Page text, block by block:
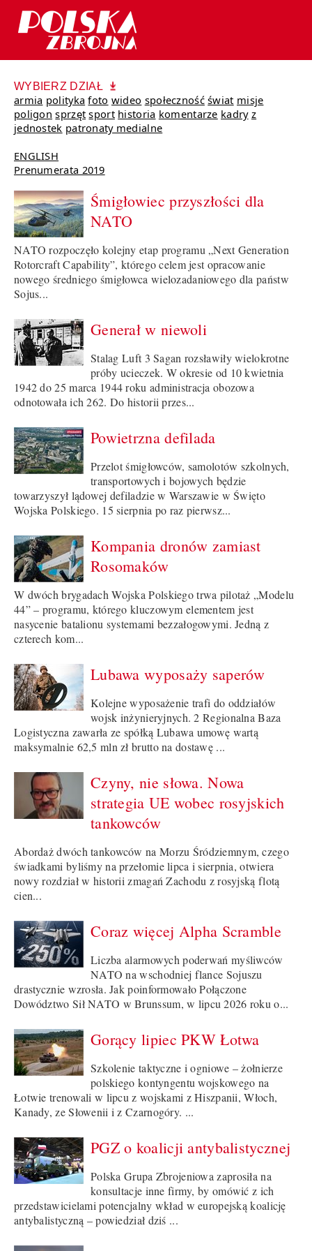
WYBIERZ DZIAŁ
armia polityka foto wideo społeczność świat misje
poligon sprzęt sport historia komentarze kadry z
jednostek patronaty medialne
ENGLISH
Prenumerata 2019
Śmigłowiec przyszłości dla
NATO
NATO rozpoczęło kolejny etap programu „Next Generation
Rotorcraft Capability”, którego celem jest opracowanie
nowego średniego śmigłowca wielozadaniowego dla państw
Sojus...
Generał w niewoli
Stalag Luft 3 Sagan rozsławiły wielokrotne
próby ucieczek. W okresie od 10 kwietnia
1942 do 25 marca 1944 roku administracja obozowa
odnotowała ich 262. Do historii przes...
Powietrzna defilada
Przelot śmigłowców, samolotów szkolnych,
transportowych i bojowych będzie
towarzyszył lądowej defiladzie w Warszawie w Święto
Wojska Polskiego. 15 sierpnia po raz pierwsz...
Kompania dronów zamiast
Rosomaków
W dwóch brygadach Wojska Polskiego trwa pilotaż „Modelu
44” – programu, którego kluczowym elementem jest
nasycenie batalionu systemami bezzałogowymi. Jedną z
czterech kom...
Lubawa wyposaży saperów
Kolejne wyposażenie trafi do oddziałów
wojsk inżynieryjnych. 2 Regionalna Baza
Logistyczna zawarła ze spółką Lubawa umowę wartą
maksymalnie 62,5 mln zł brutto na dostawę ...
Czyny, nie słowa. Nowa
strategia UE wobec rosyjskich
tankowców
Abordaż dwóch tankowców na Morzu Śródziemnym, czego
świadkami byliśmy na przełomie lipca i sierpnia, otwiera
nowy rozdział w historii zmagań Zachodu z rosyjską flotą
cien...
Coraz więcej Alpha Scramble
Liczba alarmowych poderwań myśliwców
NATO na wschodniej flance Sojuszu
drastycznie wzrosła. Jak poinformowało Połączone
Dowództwo Sił NATO w Brunssum, w lipcu 2026 roku o...
Gorący lipiec PKW Łotwa
Szkolenie taktyczne i ogniowe – żołnierze
polskiego kontyngentu wojskowego na
Łotwie trenowali w lipcu z wojskami z Hiszpanii, Włoch,
Kanady, ze Słowenii i z Czarnogóry. ...
PGZ o koalicji antybalistycznej
Polska Grupa Zbrojeniowa zaprosiła na
konsultacje inne firmy, by omówić z ich
przedstawicielami potencjalny wkład w europejską koalicję
antybalistyczną – powiedział dziś ...